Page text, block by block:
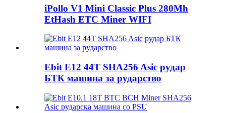
iPollo V1 Mini Classic Plus 280Mh
EtHash ETC Miner WIFI
Ebit E12 44T SHA256 Asic рудар
БТК машина за рударство